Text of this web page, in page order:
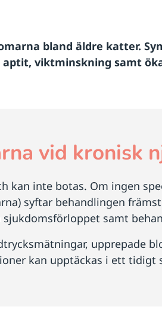
bland äldre katter.
viktminskning samt
vid kronisk
kan inte botas. Om ingen
syftar behandlingen
samt
upprepade
kan upptäckas i ett tidigt